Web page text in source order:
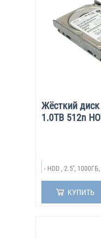
Жёсткий диск
1.0TB 512n
HDD , 2.5'',
КУПИТЬ